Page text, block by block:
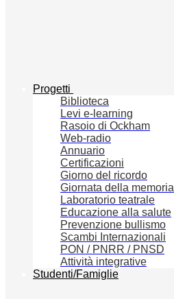
Progetti
Biblioteca
Levi e-learning
Rasoio di Ockham
Web-radio
Annuario
Certificazioni
Giorno del ricordo
Giornata della memoria
Laboratorio teatrale
Educazione alla salute
Prevenzione bullismo
Scambi Internazionali
PON / PNRR / PNSD
Attività integrative
Studenti/Famiglie